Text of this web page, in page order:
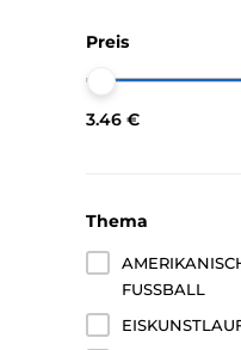
Preis
3.46 €
Thema
FUSSBALL